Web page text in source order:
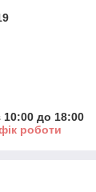
10:00 до 18:00
роботи